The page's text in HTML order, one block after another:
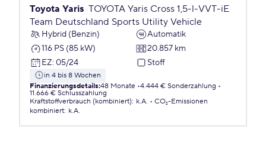
Toyota Yaris TOYOTA Yaris Cross 1,5-l-VVT-iE
Team Deutschland Sports Utility Vehicle
Hybrid (Benzin)
Automatik
116 PS (85 kW)
20.857 km
EZ: 05/24 Stoff
in 4 bis 8 Wochen
Finanzierungsdetails:48 Monate 4.444 € Sonderzahlung
11.666 € Schlusszahlung
Kraftstoffverbrauch (kombiniert): k.A.
CO₂-Emissionen
kombiniert: k.A.